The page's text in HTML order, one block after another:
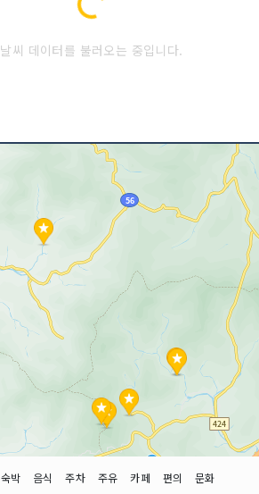
Loading...
날씨 데이터를 불러오는 중입니다.
숙박 음식 주차 주유 카페 편의 문화